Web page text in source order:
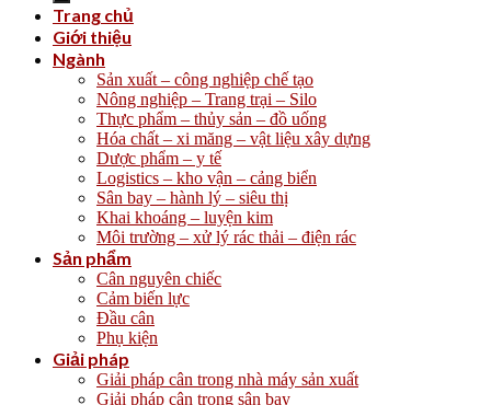
Trang chủ
Giới thiệu
Ngành
Sản xuất – công nghiệp chế tạo
Nông nghiệp – Trang trại – Silo
Thực phẩm – thủy sản – đồ uống
Hóa chất – xi măng – vật liệu xây dựng
Dược phẩm – y tế
Logistics – kho vận – cảng biển
Sân bay – hành lý – siêu thị
Khai khoáng – luyện kim
Môi trường – xử lý rác thải – điện rác
Sản phẩm
Cân nguyên chiếc
Cảm biến lực
Đầu cân
Phụ kiện
Giải pháp
Giải pháp cân trong nhà máy sản xuất
Giải pháp cân trong sân bay